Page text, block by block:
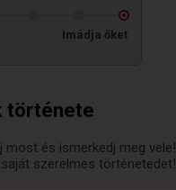
története
most és ismerkedj meg vele!
saját szerelmes történetedet!
Imádja őket